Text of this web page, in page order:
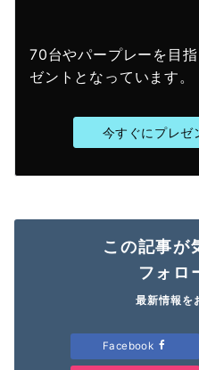
70台やパープレーを目
ゼントとなっています。
今すぐにプレゼ
この記事が
フォロ
最新情報を
Facebook